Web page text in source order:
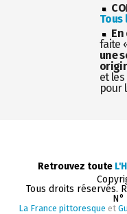
Tous
faite
une
et
pour
Retrouvez toute
Tous droits réservés.
La France pittoresque et